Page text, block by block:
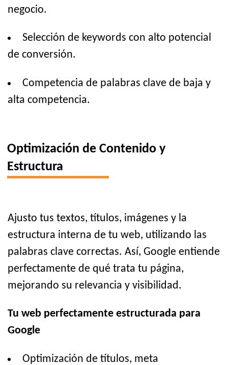
negocio.
Selección de keywords con alto potencial
de conversión.
Competencia de palabras clave de baja y
alta competencia.
Optimización de Contenido y
Estructura
Ajusto tus textos, títulos, imágenes y la
estructura interna de tu web, utilizando las
palabras clave correctas. Así, Google entiende
perfectamente de qué trata tu página,
mejorando su relevancia y visibilidad.
Tu web perfectamente estructurada para
Google
Optimización de títulos, meta